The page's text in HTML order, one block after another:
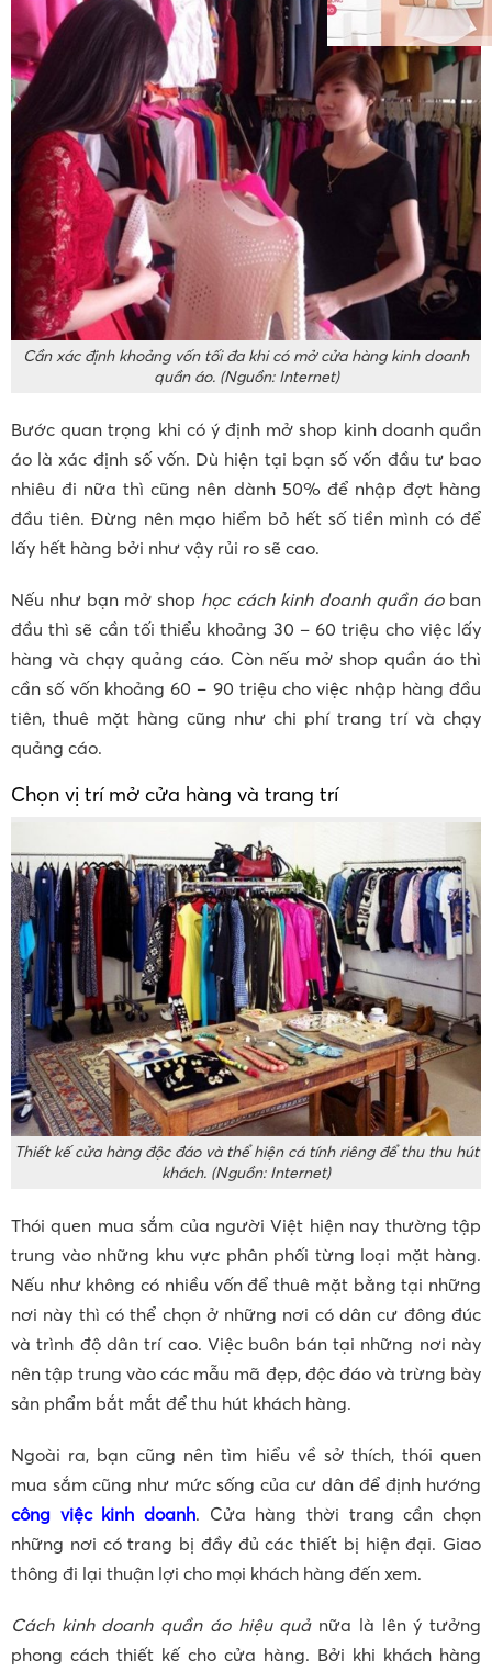
Cần xác định khoảng vốn tối đa khi có mở cửa hàng kinh doanh
quần áo. (Nguồn: Internet)
Bước quan trọng khi có ý định mở shop kinh doanh quần
áo là xác định số vốn. Dù hiện tại bạn số vốn đầu tư bao
nhiêu đi nữa thì cũng nên dành 50% để nhập đợt hàng
đầu tiên. Đừng nên mạo hiểm bỏ hết số tiền mình có để
lấy hết hàng bởi như vậy rủi ro sẽ cao.
Nếu như bạn mở shop học cách kinh doanh quần áoban
đầu thì sẽ cần tối thiểu khoảng 30 – 60 triệu cho việc lấy
hàng và chạy quảng cáo. Còn nếu mở shop quần áo thì
cần số vốn khoảng 60 – 90 triệu cho việc nhập hàng đầu
tiên, thuê mặt hàng cũng như chi phí trang trí và chạy
quảng cáo.
Chọn vị trí mở cửa hàng và trang trí
Thiết kế cửa hàng độc đáo và thể hiện cá tính riêng để thu thu hút
khách. (Nguồn: Internet)
Thói quen mua sắm của người Việt hiện nay thường tập
trung vào những khu vực phân phối từng loại mặt hàng.
Nếu như không có nhiều vốn để thuê mặt bằng tại những
nơi này thì có thể chọn ở những nơi có dân cư đông đúc
và trình độ dân trí cao. Việc buôn bán tại những nơi này
nên tập trung vào các mẫu mã đẹp, độc đáo và trừng bày
sản phẩm bắt mắt để thu hút khách hàng.
Ngoài ra, bạn cũng nên tìm hiểu về sở thích, thói quen
mua sắm cũng như mức sống của cư dân để định hướng
công việc kinh doanh. Cửa hàng thời trang cần chọn
những nơi có trang bị đầy đủ các thiết bị hiện đại. Giao
thông đi lại thuận lợi cho mọi khách hàng đến xem.
Cách kinh doanh quần áo hiệu quảnữa là lên ý tưởng
phong cách thiết kế cho cửa hàng. Bởi khi khách hàng